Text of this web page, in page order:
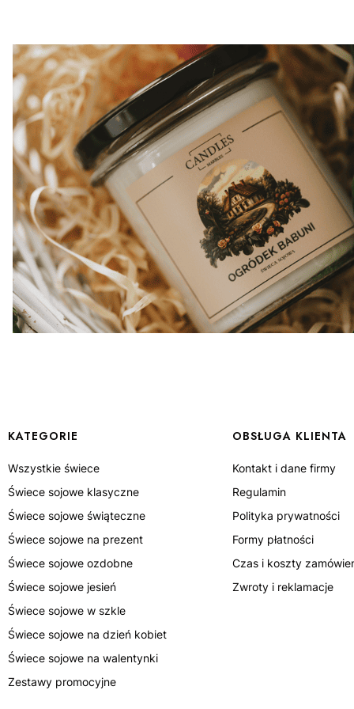
Linki w stopce
KATEGORIE
Wszystkie świece
Świece sojowe klasyczne
Świece sojowe świąteczne
Świece sojowe na prezent
Świece sojowe ozdobne
Świece sojowe jesień
Świece sojowe w szkle
Świece sojowe na dzień kobiet
Świece sojowe na walentynki
Zestawy promocyjne
OBSŁUGA KLIENTA
Kontakt i dane firmy
Regulamin
Polityka prywatności
Formy płatności
Czas i koszty
Zwroty i reklamacje